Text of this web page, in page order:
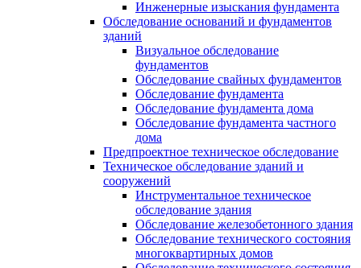
Инженерные изыскания фундамента
Обследование оснований и фундаментов
зданий
Визуальное обследование
фундаментов
Обследование свайных фундаментов
Обследование фундамента
Обследование фундамента дома
Обследование фундамента частного
дома
Предпроектное техническое обследование
Техническое обследование зданий и
сооружений
Инструментальное техническое
обследование здания
Обследование железобетонного здания
Обследование технического состояния
многоквартирных домов